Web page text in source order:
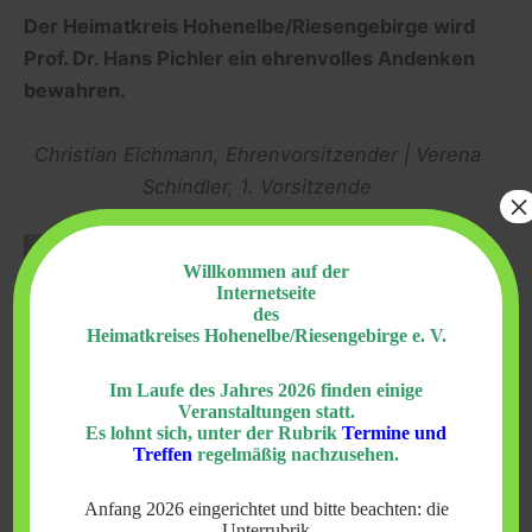
Der Heimatkreis Hohenelbe/Riesengebirge wird
Prof. Dr. Hans Pichler ein ehrenvolles Andenken
bewahren.
Christian Eichmann, Ehrenvorsitzender | Verena
Schindler, 1. Vorsitzende
Willkommen auf der
Internetseite
des
Heimatkreises Hohenelbe/Riesengebirge e. V.
Im Laufe des Jahres 2026 finden einige
Veranstaltungen statt.
Es lohnt sich, unter der Rubrik Termine und
Treffen regelmäßig nachzusehen.
Anfang 2026 eingerichtet und bitte beachten: die
×